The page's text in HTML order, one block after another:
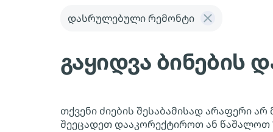
დასრულებული რემონტი
გაყიდვა
თქვენი ძიების შესაბამისად არაფერი არ
შეეცადეთ დააკორექტიროთ ან